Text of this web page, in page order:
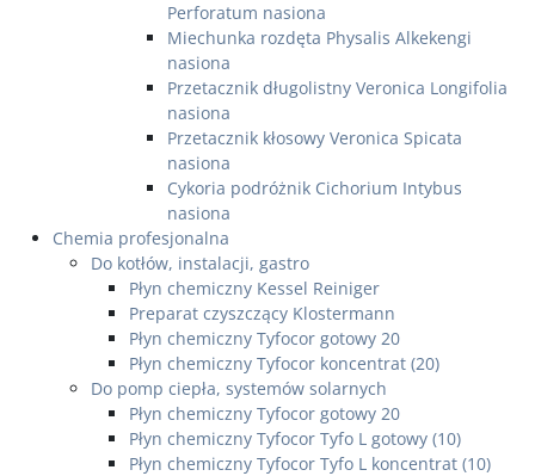
Perforatum nasiona
Miechunka rozdęta Physalis Alkekengi
nasiona
Przetacznik długolistny Veronica Longifolia
nasiona
Przetacznik kłosowy Veronica Spicata
nasiona
Cykoria podróżnik Cichorium Intybus
nasiona
Chemia profesjonalna
Do kotłów, instalacji, gastro
Płyn chemiczny Kessel Reiniger
Preparat czyszczący Klostermann
Płyn chemiczny Tyfocor gotowy 20
Płyn chemiczny Tyfocor koncentrat (20)
Do pomp ciepła, systemów solarnych
Płyn chemiczny Tyfocor gotowy 20
Płyn chemiczny Tyfocor Tyfo L gotowy (10)
Płyn chemiczny Tyfocor Tyfo L koncentrat (10)